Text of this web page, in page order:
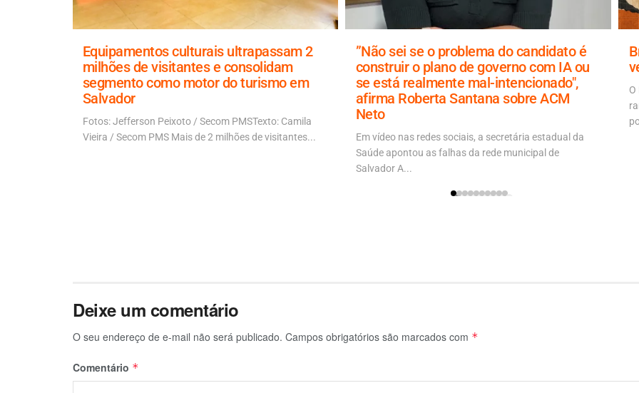
Equipamentos culturais ultrapassam 2
milhões de visitantes e consolidam
segmento como motor do turismo em
Salvador
Fotos: Jefferson Peixoto / Secom PMSTexto: Camila
Vieira / Secom PMS Mais de 2 milhões de visitantes...
”Não sei se o problema do candidato é
construir o plano de governo com IA ou
se está realmente mal-intencionado",
afirma Roberta Santana sobre ACM
Neto
Em vídeo nas redes sociais, a secretária estadual da
Saúde apontou as falhas da rede municipal de
Salvador A...
Deixe um comentário
O seu endereço de e-mail não será publicado. Campos obrigatórios são marcados com *
Comentário *